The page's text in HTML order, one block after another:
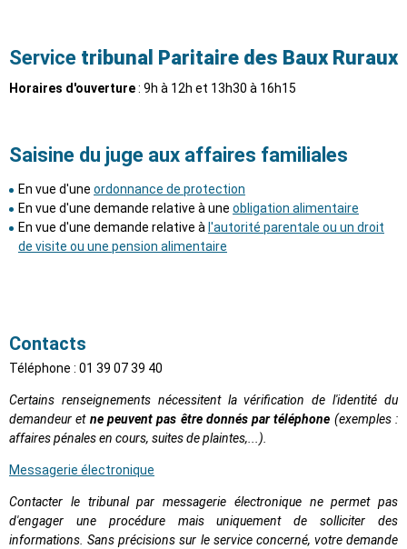
Service tribunal Paritaire des Baux Ruraux
Horaires d'ouverture: 9h à 12h et 13h30 à 16h15
Saisine du juge aux affaires familiales
En vue d'une ordonnance de protection
En vue d'une demande relative à une obligation alimentaire
En vue d'une demande relative à l'autorité parentale ou un droit
de visite ou une pension alimentaire
Contacts
Téléphone : 01 39 07 39 40
Certains renseignements nécessitent la vérification de l'identité du
demandeur et ne peuvent pas être donnés par téléphone (exemples :
affaires pénales en cours, suites de plaintes,...).
Messagerie électronique
Contacter le tribunal par messagerie électronique ne permet pas
d'engager une procédure mais uniquement de solliciter des
informations. Sans précisions sur le service concerné, votre demande